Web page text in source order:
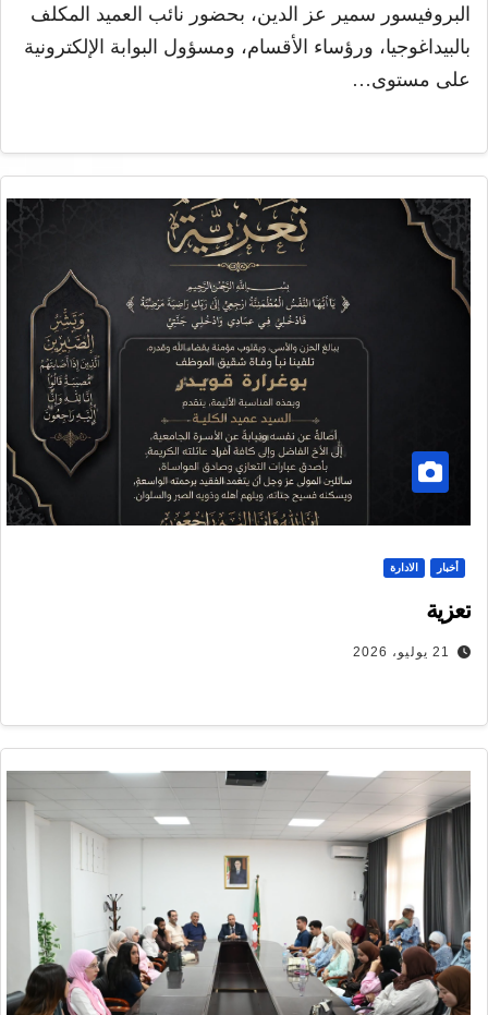
البروفيسور سمير عز الدين، بحضور نائب العميد المكلف
بالبيداغوجيا، ورؤساء الأقسام، ومسؤول البوابة الإلكترونية
على مستوى…
أخبار الادارة
تعزية
21 يوليو، 2026